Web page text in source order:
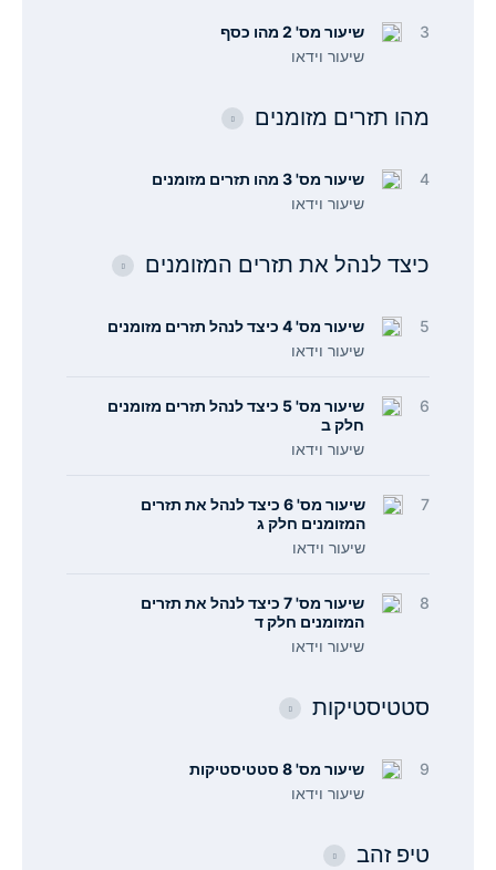
3
שיעור מס' 2 מהו כסף
שיעור וידאו
מהו תזרים מזומנים
4
שיעור מס' 3 מהו תזרים מזומנים
שיעור וידאו
כיצד לנהל את תזרים המזומנים
5
שיעור מס' 4 כיצד לנהל תזרים מזומנים
שיעור וידאו
6
שיעור מס' 5 כיצד לנהל תזרים מזומנים
חלק ב
שיעור וידאו
7
שיעור מס' 6 כיצד לנהל את תזרים
המזומנים חלק ג
שיעור וידאו
8
שיעור מס' 7 כיצד לנהל את תזרים
המזומנים חלק ד
שיעור וידאו
סטטיסטיקות
9
שיעור מס' 8 סטטיסטיקות
שיעור וידאו
טיפ זהב